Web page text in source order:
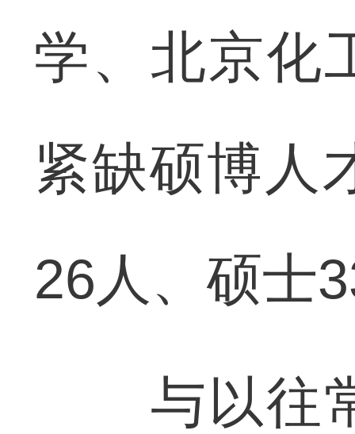
学、北京化
紧缺硕博人
26人、硕士
与以往常